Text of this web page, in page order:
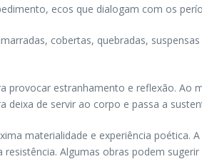
ecos que dialogam com os
cobertas, quebradas,
estranhamento e reflexão. Ao
de servir ao corpo e passa a
materialidade e experiência poética.
Algumas obras podem